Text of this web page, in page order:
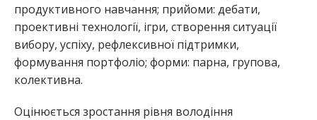
продуктивного навчання; прийоми: дебати,
проективні технології, ігри, створення ситуації
вибору, успіху, рефлексивної підтримки,
формування портфоліо; форми: парна, групова,
колективна.
Оцінюється зростання рівня володіння